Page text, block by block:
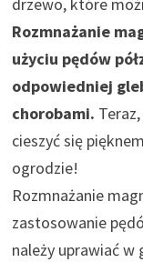
Rozmnażanie
użyciu pędów
odpowiedniej
chorobami.
cieszyć się
ogrodzie!
Rozmnażanie
zastosowanie
należy uprawiać w